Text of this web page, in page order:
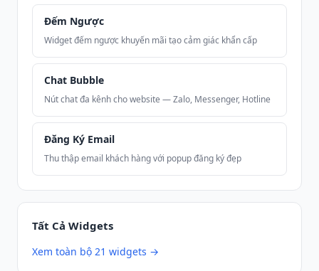
Đếm Ngược
Widget đếm ngược khuyến mãi tạo cảm giác khẩn cấp
Chat Bubble
Nút chat đa kênh cho website — Zalo, Messenger, Hotline
Đăng Ký Email
Thu thập email khách hàng với popup đăng ký đẹp
Tất Cả Widgets
Xem toàn bộ 21 widgets →